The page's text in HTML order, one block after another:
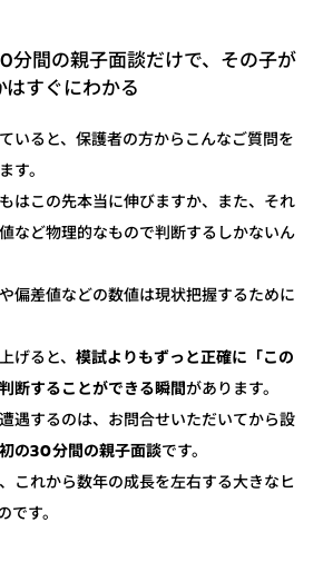
分間の親子面談だけで、その子が
すぐにわかる
いると、保護者の方からこんなご質問を
す。
はこの先本当に伸びますか、また、それ
など物理的なもので判断するしかないん
偏差値などの数値は現状把握するために
げると、模試よりもずっと正確に「この
断することができる瞬間があります。
遇するのは、お問合せいただいてから設
の30分間の親子面談です。
これから数年の成長を左右する大きなヒ
です。